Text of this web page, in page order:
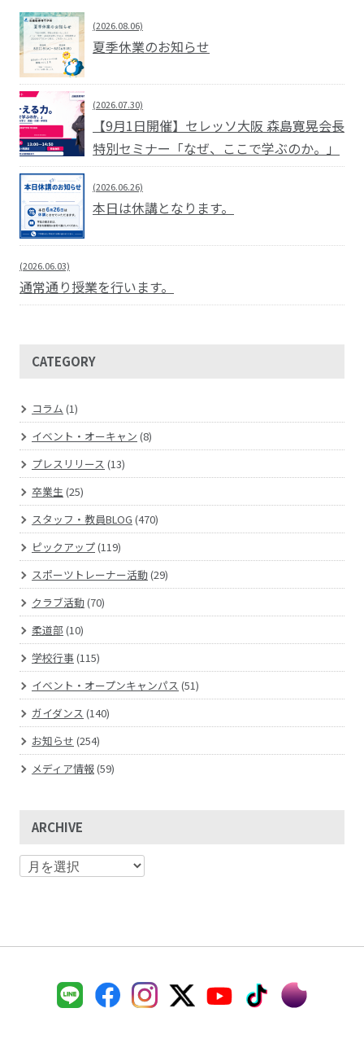
(2026.08.06)
夏季休業のお知らせ
(2026.07.30)
【9月1日開催】セレッソ大阪 森島寛晃会長
特別セミナー「なぜ、ここで学ぶのか。」
(2026.06.26)
本日は休講となります。
(2026.06.03)
通常通り授業を行います。
CATEGORY
コラム (1)
イベント・オーキャン (8)
プレスリリース (13)
卒業生(25)
スタッフ・教員BLOG (470)
ピックアップ(119)
スポーツトレーナー活動(29)
クラブ活動(70)
柔道部 (10)
学校行事(115)
イベント・オープンキャンパス (51)
ガイダンス (140)
お知らせ (254)
メディア情報(59)
ARCHIVE